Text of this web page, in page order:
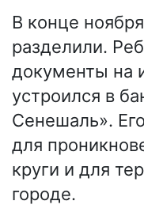
В конце
разделили.
документы на
устроился в
Сенешаль».
для
круги и для
городе.